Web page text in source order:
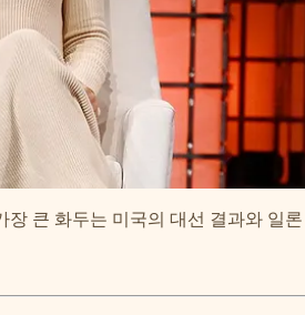
큰 화두는 미국의 대선 결과와 일